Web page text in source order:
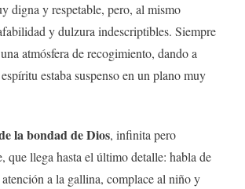
digna y respetable, pero, al mismo
y dulzura indescriptibles. Siempre
atmósfera de recogimiento, dando a
estaba suspenso en un plano muy
la bondad de Dios, infinita pero
que llega hasta el último detalle: habla de
a la gallina, complace al niño y